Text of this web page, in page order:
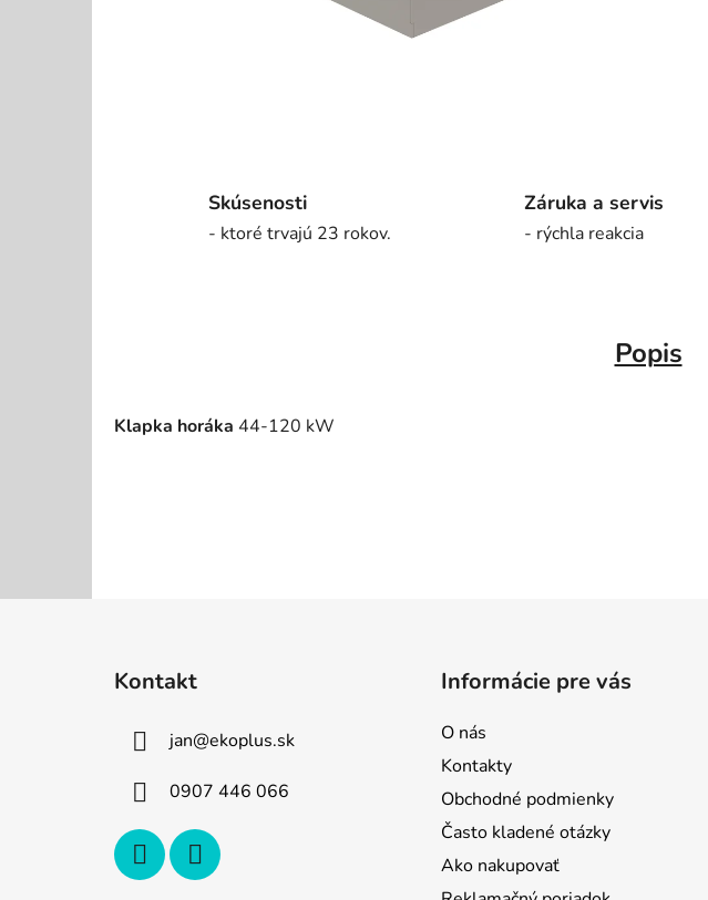
Skúsenosti
- ktoré trvajú 23 rokov.
Záruka a servis
- rýchla reakcia
Popis
Klapka horáka 44-120 kW
Kontakt
jan@ekoplus.sk
0907 446 066
Informácie pre vás
O nás
Kontakty
Obchodné podmienky
Často kladené otázky
Ako nakupovať